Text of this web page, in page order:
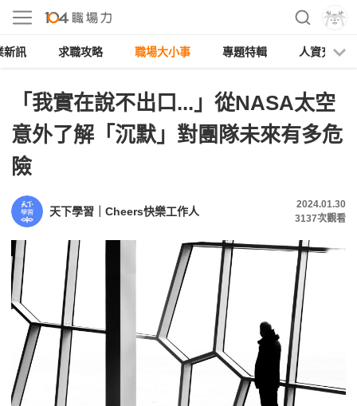
新訊 求職攻略 職場大小事 專題特輯 人資充電
「我實在說不出口...」從NASA太空
意外了解「沉默」對團隊未來有多危
險
天下學習｜Cheers快樂工作人
2024.01.30
3137次觀看